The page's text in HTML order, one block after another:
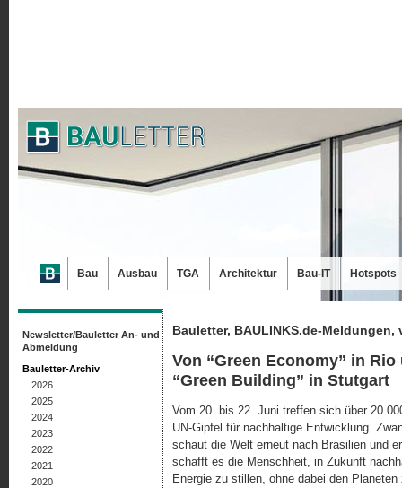
Bauletter, BAULINKS.de-Meldungen,
Von “Green Economy” in
“Green Building” in Stutgart
Vom 20. bis 22. Juni treffen sich über
UN-Gipfel für nachhaltige Entwicklung.
schaut die Welt erneut nach Brasilien und
schafft es die Menschheit, in Zukunft
Energie zu stillen, ohne dabei den
Newsletter/Bauletter An- und
Abmeldung
Bauletter-Archiv
2026
2025
2024
2023
2022
2021
2020
Bau Ausbau TGA Architektur Bau-IT Hotspots